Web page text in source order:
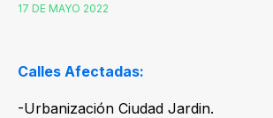
17 DE MAYO 2022
Calles Afectadas:
-Urbanización Ciudad Jardin.